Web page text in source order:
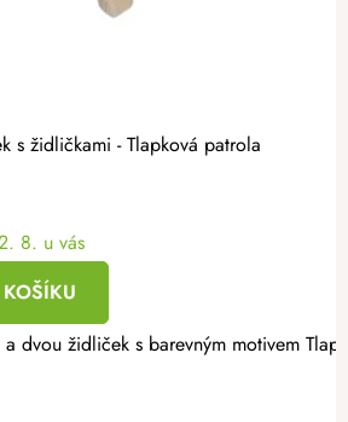
s židličkami - Tlapková patrola
8. u vás
a dvou židliček s barevným motivem